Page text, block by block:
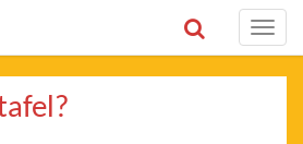
Toggle